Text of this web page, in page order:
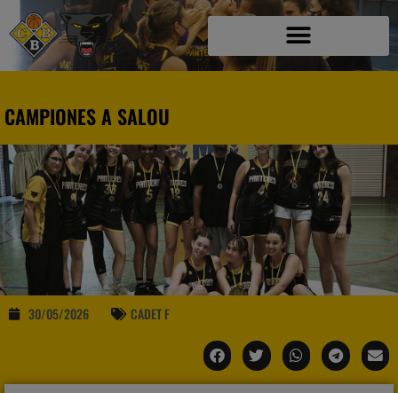
CAMPIONES A SALOU
30/05/2026 CADET F